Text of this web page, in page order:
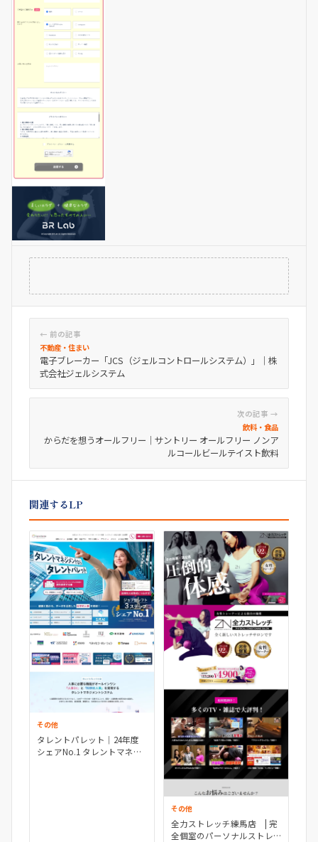
← 前の記事
不動産・住まい
電子ブレーカー「JCS（ジェルコントロールシステム）」｜株
式会社ジェルシステム
次の記事 →
飲料・食品
からだを想うオールフリー｜サントリー オールフリー ノンア
ルコールビールテイスト飲料
関連するLP
その他
タレントパレット｜24年度
シェアNo.1 タレントマネジ
その他
全力ストレッチ練馬店 | 完
全個室のパーソナルストレ